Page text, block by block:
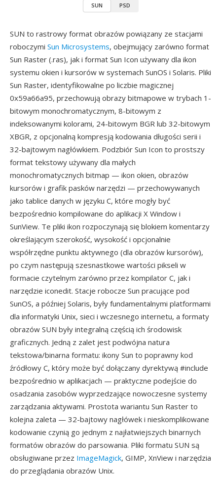
SUN PSD
SUN to rastrowy format obrazów powiązany ze stacjami
roboczymi Sun Microsystems, obejmujący zarówno format
Sun Raster (.ras), jak i format Sun Icon używany dla ikon
systemu okien i kursorów w systemach SunOS i Solaris. Pliki
Sun Raster, identyfikowalne po liczbie magicznej
0x59a66a95, przechowują obrazy bitmapowe w trybach 1-
bitowym monochromatycznym, 8-bitowym z
indeksowanymi kolorami, 24-bitowym BGR lub 32-bitowym
XBGR, z opcjonalną kompresją kodowania długości serii i
32-bajtowym nagłówkiem. Podzbiór Sun Icon to prostszy
format tekstowy używany dla małych
monochromatycznych bitmap — ikon okien, obrazów
kursorów i grafik pasków narzędzi — przechowywanych
jako tablice danych w języku C, które mogły być
bezpośrednio kompilowane do aplikacji X Window i
SunView. Te pliki ikon rozpoczynają się blokiem komentarzy
określającym szerokość, wysokość i opcjonalnie
współrzędne punktu aktywnego (dla obrazów kursorów),
po czym następują szesnastkowe wartości pikseli w
formacie czytelnym zarówno przez kompilator C, jak i
narzędzie iconedit. Stacje robocze Sun pracujące pod
SunOS, a później Solaris, były fundamentalnymi platformami
dla informatyki Unix, sieci i wczesnego internetu, a formaty
obrazów SUN były integralną częścią ich środowisk
graficznych. Jedną z zalet jest podwójna natura
tekstowa/binarna formatu: ikony Sun to poprawny kod
źródłowy C, który może być dołączany dyrektywą #include
bezpośrednio w aplikacjach — praktyczne podejście do
osadzania zasobów wyprzedzające nowoczesne systemy
zarządzania aktywami. Prostota wariantu Sun Raster to
kolejna zaleta — 32-bajtowy nagłówek i nieskomplikowane
kodowanie czynią go jednym z najłatwiejszych binarnych
formatów obrazów do parsowania. Pliki formatu SUN są
obsługiwane przez ImageMagick, GIMP, XnView i narzędzia
do przeglądania obrazów Unix.